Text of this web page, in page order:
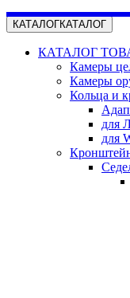
КАТАЛОГКАТАЛОГ
КАТАЛОГ
Камеры
Камеры
Кольца и
для
для